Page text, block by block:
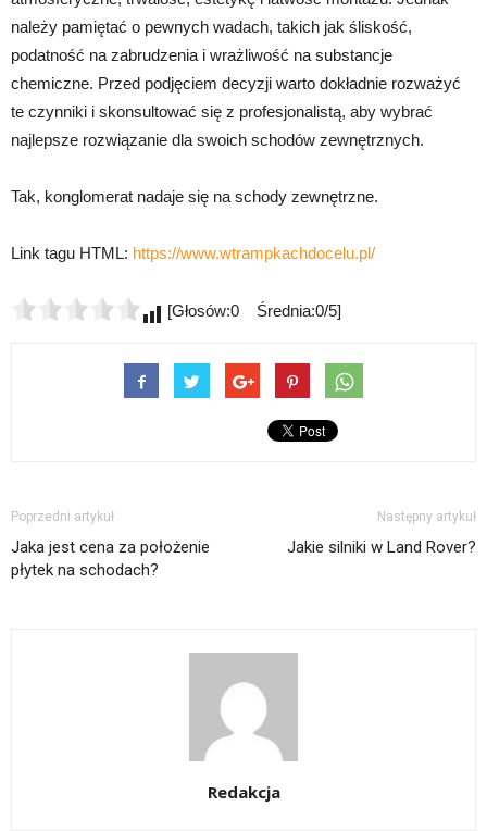
należy pamiętać o pewnych wadach, takich jak śliskość,
podatność na zabrudzenia i wrażliwość na substancje
chemiczne. Przed podjęciem decyzji warto dokładnie rozważyć
te czynniki i skonsultować się z profesjonalistą, aby wybrać
najlepsze rozwiązanie dla swoich schodów zewnętrznych.
Tak, konglomerat nadaje się na schody zewnętrzne.
Link tagu HTML: https://www.wtrampkachdocelu.pl/
[Głosów:0 Średnia:0/5]
Poprzedni artykuł
Jaka jest cena za położenie
płytek na schodach?
Następny artykuł
Jakie silniki w Land Rover?
Redakcja